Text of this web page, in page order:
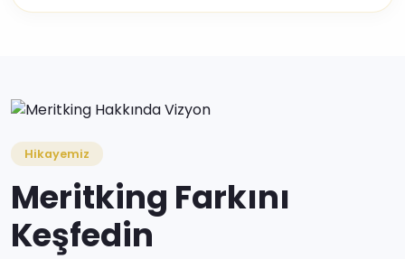
Hikayemiz
Meritking Farkını
Keşfedin